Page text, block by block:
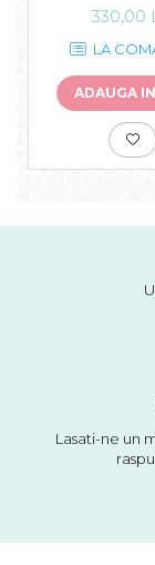
Grația
330,00
LA
ADAUGA
Lasati-ne un